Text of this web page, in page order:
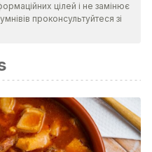
Consumer Services Food
y los Alimentos.
espanol/
tu equilibro ácido-base.
цілей і не замінює
проконсультуйтеся зі